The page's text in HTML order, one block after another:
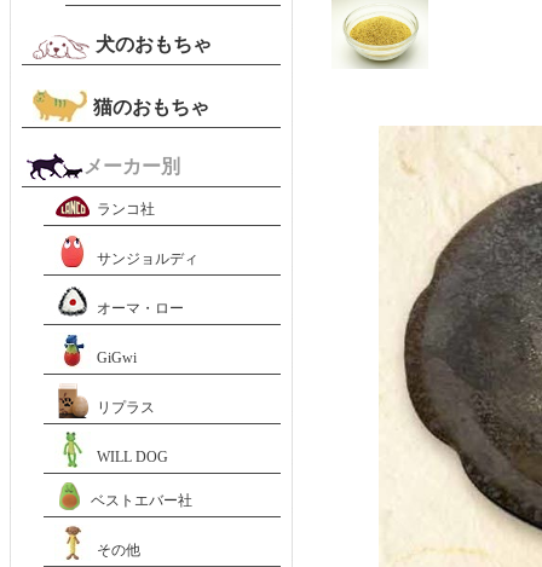
犬のおもちゃ
猫のおもちゃ
メーカー別
ランコ社
サンジョルディ
オーマ・ロー
GiGwi
リプラス
WILL DOG
ベストエバー社
その他